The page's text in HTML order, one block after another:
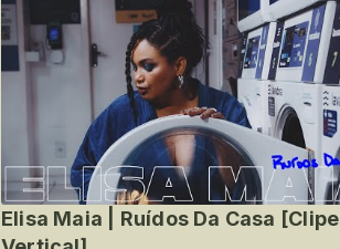
Elisa Maia | Ruídos Da Casa [Clipe